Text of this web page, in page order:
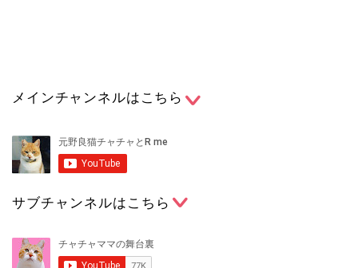
メインチャンネルはこちら
サブチャンネルはこちら